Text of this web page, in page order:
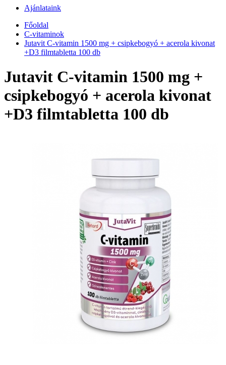
Ajánlataink
Főoldal
C-vitaminok
Jutavit C-vitamin 1500 mg + csipkebogyó + acerola kivonat
+D3 filmtabletta 100 db
Jutavit C-vitamin 1500 mg +
csipkebogyó + acerola kivonat
+D3 filmtabletta 100 db